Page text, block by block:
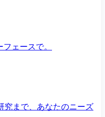
ェースで。
究まで、あなたのニーズ